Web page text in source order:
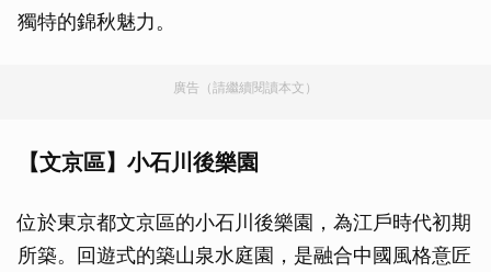
獨特的錦秋魅力。
廣告（請繼續閱讀本文）
【文京區】小石川後樂園
位於東京都文京區的小石川後樂園，為江戶時代初期
所築。回遊式的築山泉水庭園，是融合中國風格意匠